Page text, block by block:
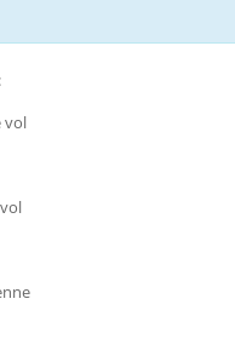
vol